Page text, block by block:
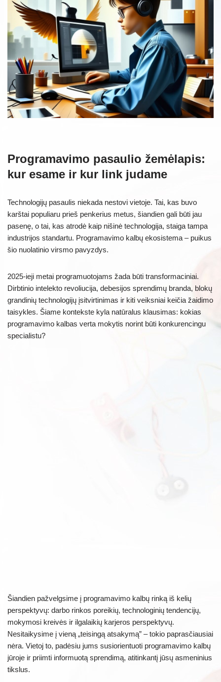
Programavimo pasaulio žemėlapis:
kur esame ir kur link judame
Technologijų pasaulis niekada nestovi vietoje. Tai, kas buvo
karštai populiaru prieš penkerius metus, šiandien gali būti jau
pasenę, o tai, kas atrodė kaip nišinė technologija, staiga tampa
industrijos standartu. Programavimo kalbų ekosistema – puikus
šio nuolatinio virsmo pavyzdys.
2025-ieji metai programuotojams žada būti transformaciniai.
Dirbtinio intelekto revoliucija, debesijos sprendimų branda, blokų
grandinių technologijų įsitvirtinimas ir kiti veiksniai keičia žaidimo
taisykles. Šiame kontekste kyla natūralus klausimas: kokias
programavimo kalbas verta mokytis norint būti konkurencingu
specialistu?
Šiandien pažvelgsime į programavimo kalbų rinką iš kelių
perspektyvų: darbo rinkos poreikių, technologinių tendencijų,
mokymosi kreivės ir ilgalaikių karjeros perspektyvų.
Nesitaikysime į vieną „teisingą atsakymą” – tokio paprasčiausiai
nėra. Vietoj to, padėsiu jums susiorientuoti programavimo kalbų
jūroje ir priimti informuotą sprendimą, atitinkantį jūsų asmeninius
tikslus.